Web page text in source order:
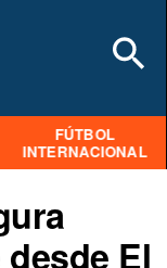
FÚTBOL
INTERNACIONAL
El